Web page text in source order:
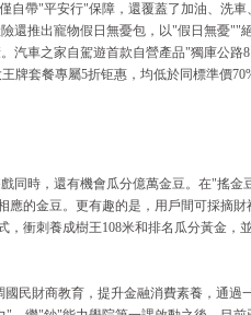
帶"平安行"保障，還覆蓋了加油、洗車
還推出寵物假日無憂包，以"假日無憂""
汽車之家自駕遊首款自營產品"獨庫公路
套餐專屬5折钜惠，均低於同標準價
同時，還有機會瓜分億萬金豆。在"搖金
的金豆。更有趣的是，用戶間可採摘財
衝刺養成樹王108米和排名瓜分黃金，
民財商教育，提升金融消費素養，通過